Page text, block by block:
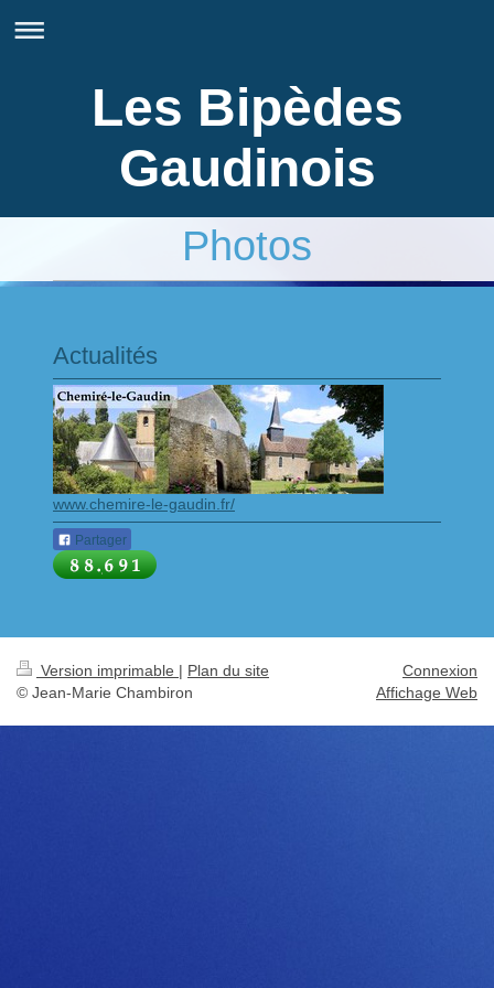
Les Bipèdes
Gaudinois
Photos
Actualités
www.chemire-le-gaudin.fr/
Partager
Version imprimable | Plan du site
© Jean-Marie Chambiron
Connexion
Affichage Web